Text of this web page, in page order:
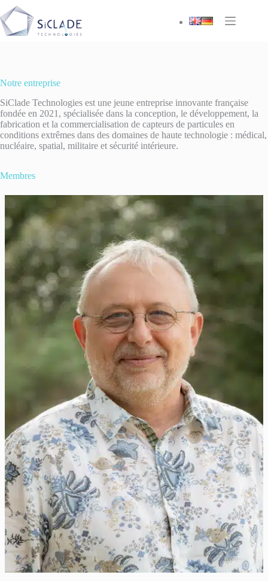
Passer
au
contenu
Notre entreprise
SiClade Technologies est une jeune entreprise innovante française
fondée en 2021, spécialisée dans la conception, le développement, la
fabrication et la commercialisation de capteurs de particules en
conditions extrêmes dans des domaines de haute technologie : médical,
nucléaire, spatial, militaire et sécurité intérieure.
Membres